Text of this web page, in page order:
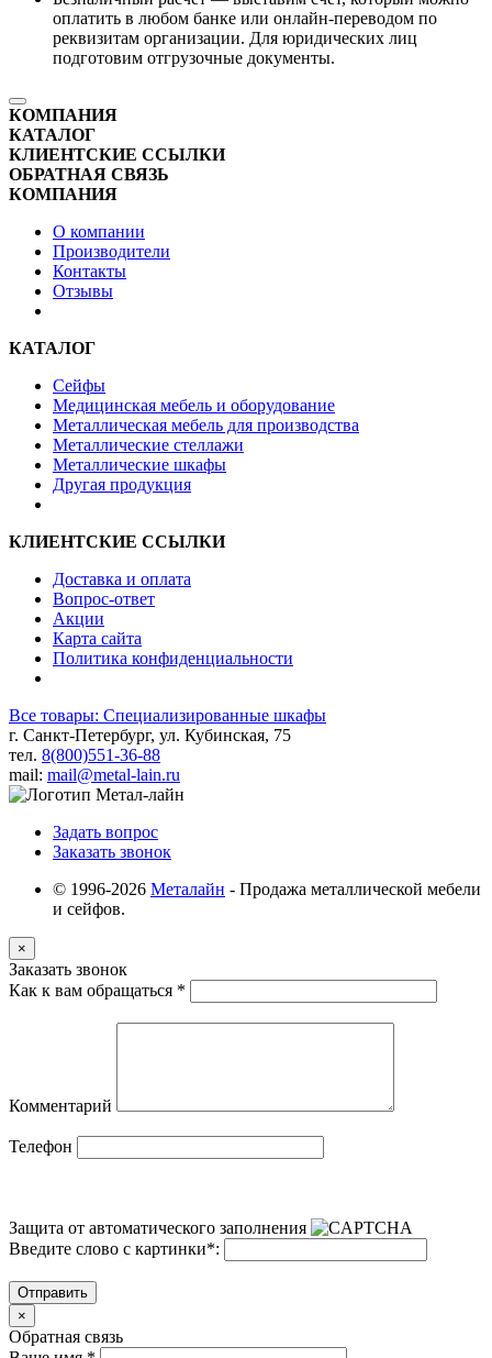
оплатить в любом банке или онлайн-переводом по
реквизитам организации. Для юридических лиц
подготовим отгрузочные документы.
КОМПАНИЯ
КАТАЛОГ
КЛИЕНТСКИЕ ССЫЛКИ
ОБРАТНАЯ СВЯЗЬ
КОМПАНИЯ
О компании
Производители
Контакты
Отзывы
КАТАЛОГ
Сейфы
Медицинская мебель и оборудование
Металлическая мебель для производства
Металлические стеллажи
Металлические шкафы
Другая продукция
КЛИЕНТСКИЕ ССЫЛКИ
Доставка и оплата
Вопрос-ответ
Акции
Карта сайта
Политика конфиденциальности
Все товары: Cпециализированные шкафы
г. Санкт-Петербург, ул. Кубинская, 75
тел. 8(800)551-36-88
mail: mail@metal-lain.ru
Задать вопрос
Заказать звонок
© 1996-2026 Металайн - Продажа металлической мебели
и сейфов.
×
Заказать звонок
Как к вам обращаться *
Комментарий
Телефон
Защита от автоматического заполнения
Введите слово с картинки*:
Отправить
×
Обратная связь